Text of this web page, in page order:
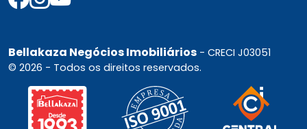
Bellakaza Negócios Imobiliários - CRECI J03051
© 2026 - Todos os direitos reservados.